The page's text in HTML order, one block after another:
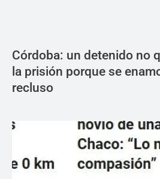
Córdoba: un detenido no
la prisión porque se
recluso